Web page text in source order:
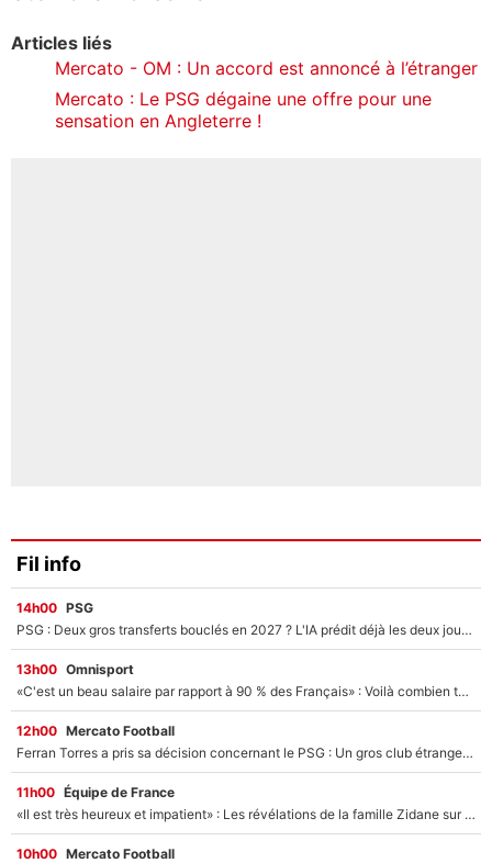
Articles liés
Mercato - OM : Un accord est annoncé à l’étranger
Mercato : Le PSG dégaine une offre pour une
sensation en Angleterre !
Fil info
14h00 PSG
PSG : Deux gros transferts bouclés en 2027 ? L'IA prédit déjà les deux joueurs qui pourraient rejoindre Luis Enrique !
13h00 Omnisport
«C'est un beau salaire par rapport à 90 % des Français» : Voilà combien touchait Nelson Monfort sur France Télévisions avant de rejoindre CNews
12h00 Mercato Football
Ferran Torres a pris sa décision concernant le PSG : Un gros club étranger prêt à relancer le feuilleton pour la signature du champion du monde 2026 !
11h00 Équipe de France
«Il est très heureux et impatient» : Les révélations de la famille Zidane sur sa prise de pouvoir en équipe de France !
10h00 Mercato Football